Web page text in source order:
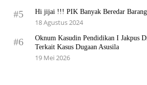
#5 Hi jijai !!! PIK Banyak Beredar
18 Agustus 2024
#6
Oknum Kasudin Pendidikan I Jakpus
Terkait Kasus Dugaan Asusila
19 Mei 2026